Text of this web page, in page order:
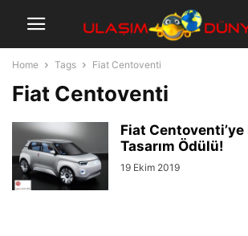
Home Tags Fiat Centoventi
Fiat Centoventi
Fiat Centoventi’ye
Tasarım Ödülü!
19 Ekim 2019